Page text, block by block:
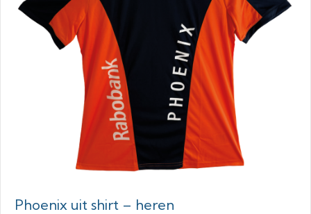
Phoenix uit shirt – heren